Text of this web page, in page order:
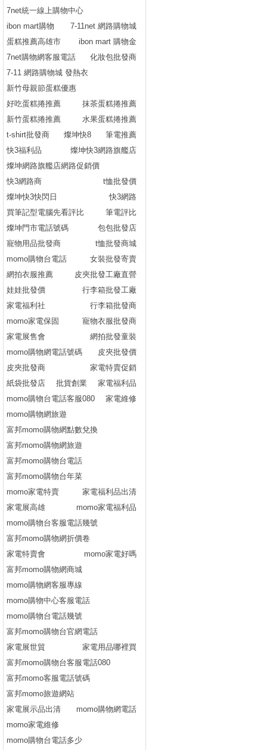
7net統一線上購物中心
ibon mart購物
7-11net 網路購物城
蛋糕推薦高雄市
ibon mart 購物金
7net購物網客服電話
化妝包批發商
7-11 網路購物城 發熱衣
新竹母親節蛋糕優惠
好吃蛋糕捲推薦
抹茶蛋糕捲推薦
新竹蛋糕捲推薦
水果蛋糕捲推薦
t-shirt批發商
燦坤快8
筆電推薦
快3福利品
燦坤快3網路旗艦店
燦坤網路旗艦店網路促銷價
快3網路商
t恤批發價
燦坤快3快閃日
快3網路
買筆記型電腦先看評比
筆電評比
燦坤門市電話號碼
包包批發店
寵物用品批發商
t恤批發商城
momo購物台電話
女裝批發寄賣
網拍衣服推薦
皮夾批發工廠直營
娃娃批發價
行李箱批發工廠
家電福利社
行李箱批發商
momo家電保固
寵物衣服批發商
家電展售會
網拍批發童裝
momo購物網電話號碼
皮夾批發價
皮夾批發商
家電特賣促銷
紙袋批發店
批貨創業
家電福利品
momo購物台電話客服080
家電維修
momo購物網旅遊
富邦momo購物網點數兌換
富邦momo購物網旅遊
富邦momo購物台電話
富邦momo購物台年菜
momo家電特賣
家電福利品出清
家電展高雄
momo家電福利品
momo購物台客服電話幾號
富邦momo購物網折價卷
家電特賣會
momo家電好嗎
富邦momo購物網商城
momo購物網客服專線
momo購物中心客服電話
momo購物台電話幾號
富邦momo購物台官網電話
家電展世貿
家電用品哪裡買
富邦momo購物台客服電話080
富邦momo客服電話號碼
富邦momo旅遊網站
家電展示品出清
momo購物網電話
momo家電維修
momo購物台電話多少